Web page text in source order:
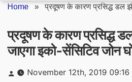
Home »प्रदूषण के कारण प्रसिद्ध डल
प्रदूषण के कारण प्रसिद्ध
जाएगा इको-सेंसिटिव जोन
Posted
by
November 12th, 2019 09:16